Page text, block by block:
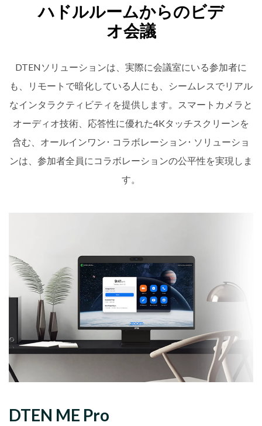
ハドルルームからのビデ
オ会議
DTENソリューションは、実際に会議室にいる参加者に
も、リモートで暗化している人にも、シームレスでリアル
なインタラクティビティを提供します。スマートカメラと
オーディオ技術、応答性に優れた4Kタッチスクリーンを
含む、オールインワン･ コラボレーション･ ソリューショ
ンは、参加者全員にコラボレーションの公平性を実現しま
す。
DTEN ME Pro